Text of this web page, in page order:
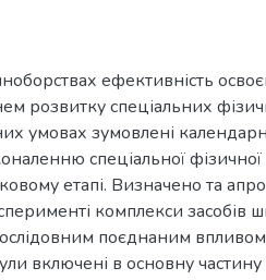
ефективність
розвитку спеціальних
умовах зумовлені
спеціальної
етапі. Визначено та
комплекси засобів
поєднаним
включені в основну